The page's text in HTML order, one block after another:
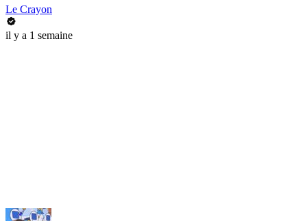
Le Crayon
il y a 1 semaine